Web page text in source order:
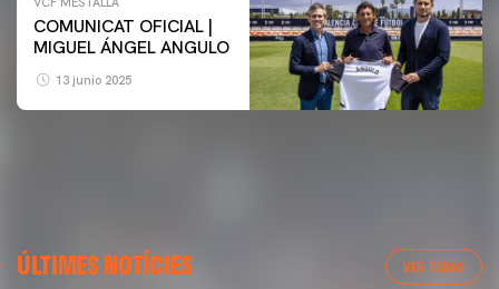
COMUNICAT OFICIAL |
MIGUEL ÁNGEL ANGULO
13 junio 2025
ÚLTIMES NOTÍCIES VER TODAS